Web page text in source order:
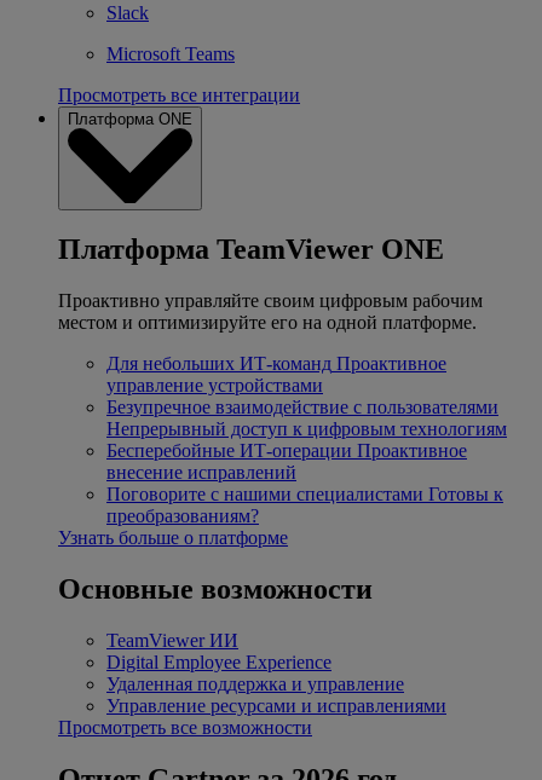
Slack
Microsoft Teams
Просмотреть все интеграции
Платформа ONE
Платформа TeamViewer ONE
Проактивно управляйте своим цифровым рабочим
местом и оптимизируйте его на одной платформе.
Для небольших ИТ-команд Проактивное
управление устройствами
Безупречное взаимодействие с пользователями
Непрерывный доступ к цифровым технологиям
Бесперебойные ИТ-операции Проактивное
внесение исправлений
Поговорите с нашими специалистами Готовы к
преобразованиям?
Узнать больше о платформе
Основные возможности
TeamViewer ИИ
Digital Employee Experience
Удаленная поддержка и управление
Управление ресурсами и исправлениями
Просмотреть все возможности